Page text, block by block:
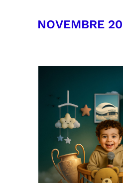
NOVEMBRE